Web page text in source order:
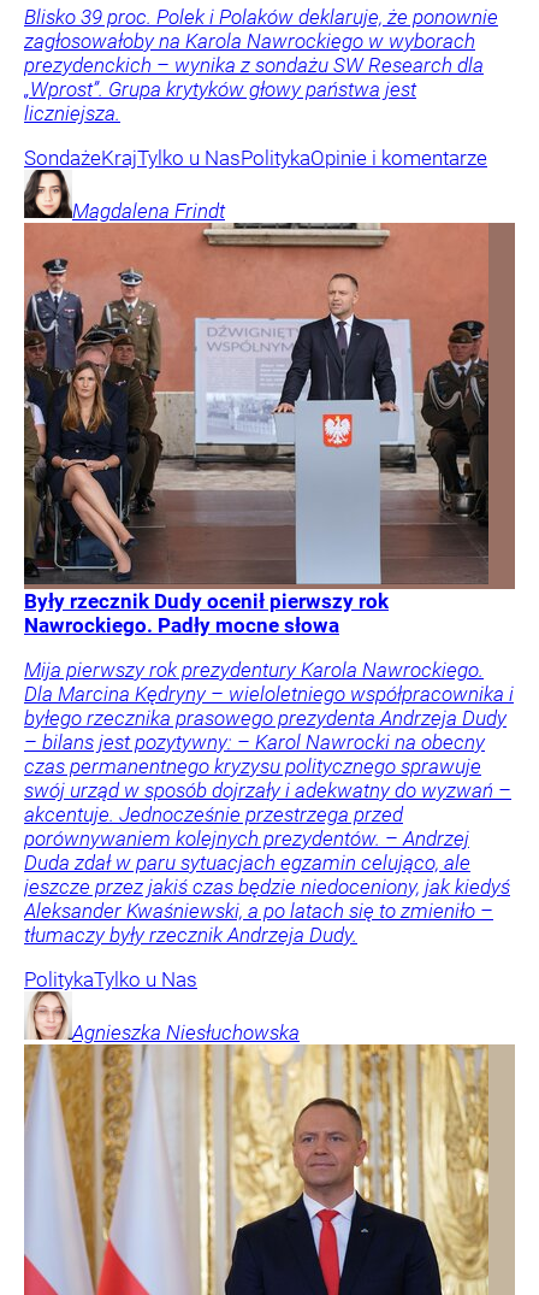
Blisko 39 proc. Polek i Polaków deklaruje, że ponownie
zagłosowałoby na Karola Nawrockiego w wyborach
prezydenckich – wynika z sondażu SW Research dla
„Wprost”. Grupa krytyków głowy państwa jest
liczniejsza.
SondażeKrajTylko u NasPolitykaOpinie i komentarze
Magdalena Frindt
Były rzecznik Dudy ocenił pierwszy rok
Nawrockiego. Padły mocne słowa
Mija pierwszy rok prezydentury Karola Nawrockiego.
Dla Marcina Kędryny – wieloletniego współpracownika i
byłego rzecznika prasowego prezydenta Andrzeja Dudy
– bilans jest pozytywny: – Karol Nawrocki na obecny
czas permanentnego kryzysu politycznego sprawuje
swój urząd w sposób dojrzały i adekwatny do wyzwań –
akcentuje. Jednocześnie przestrzega przed
porównywaniem kolejnych prezydentów. – Andrzej
Duda zdał w paru sytuacjach egzamin celująco, ale
jeszcze przez jakiś czas będzie niedoceniony, jak kiedyś
Aleksander Kwaśniewski, a po latach się to zmieniło –
tłumaczy były rzecznik Andrzeja Dudy.
PolitykaTylko u Nas
Agnieszka Niesłuchowska